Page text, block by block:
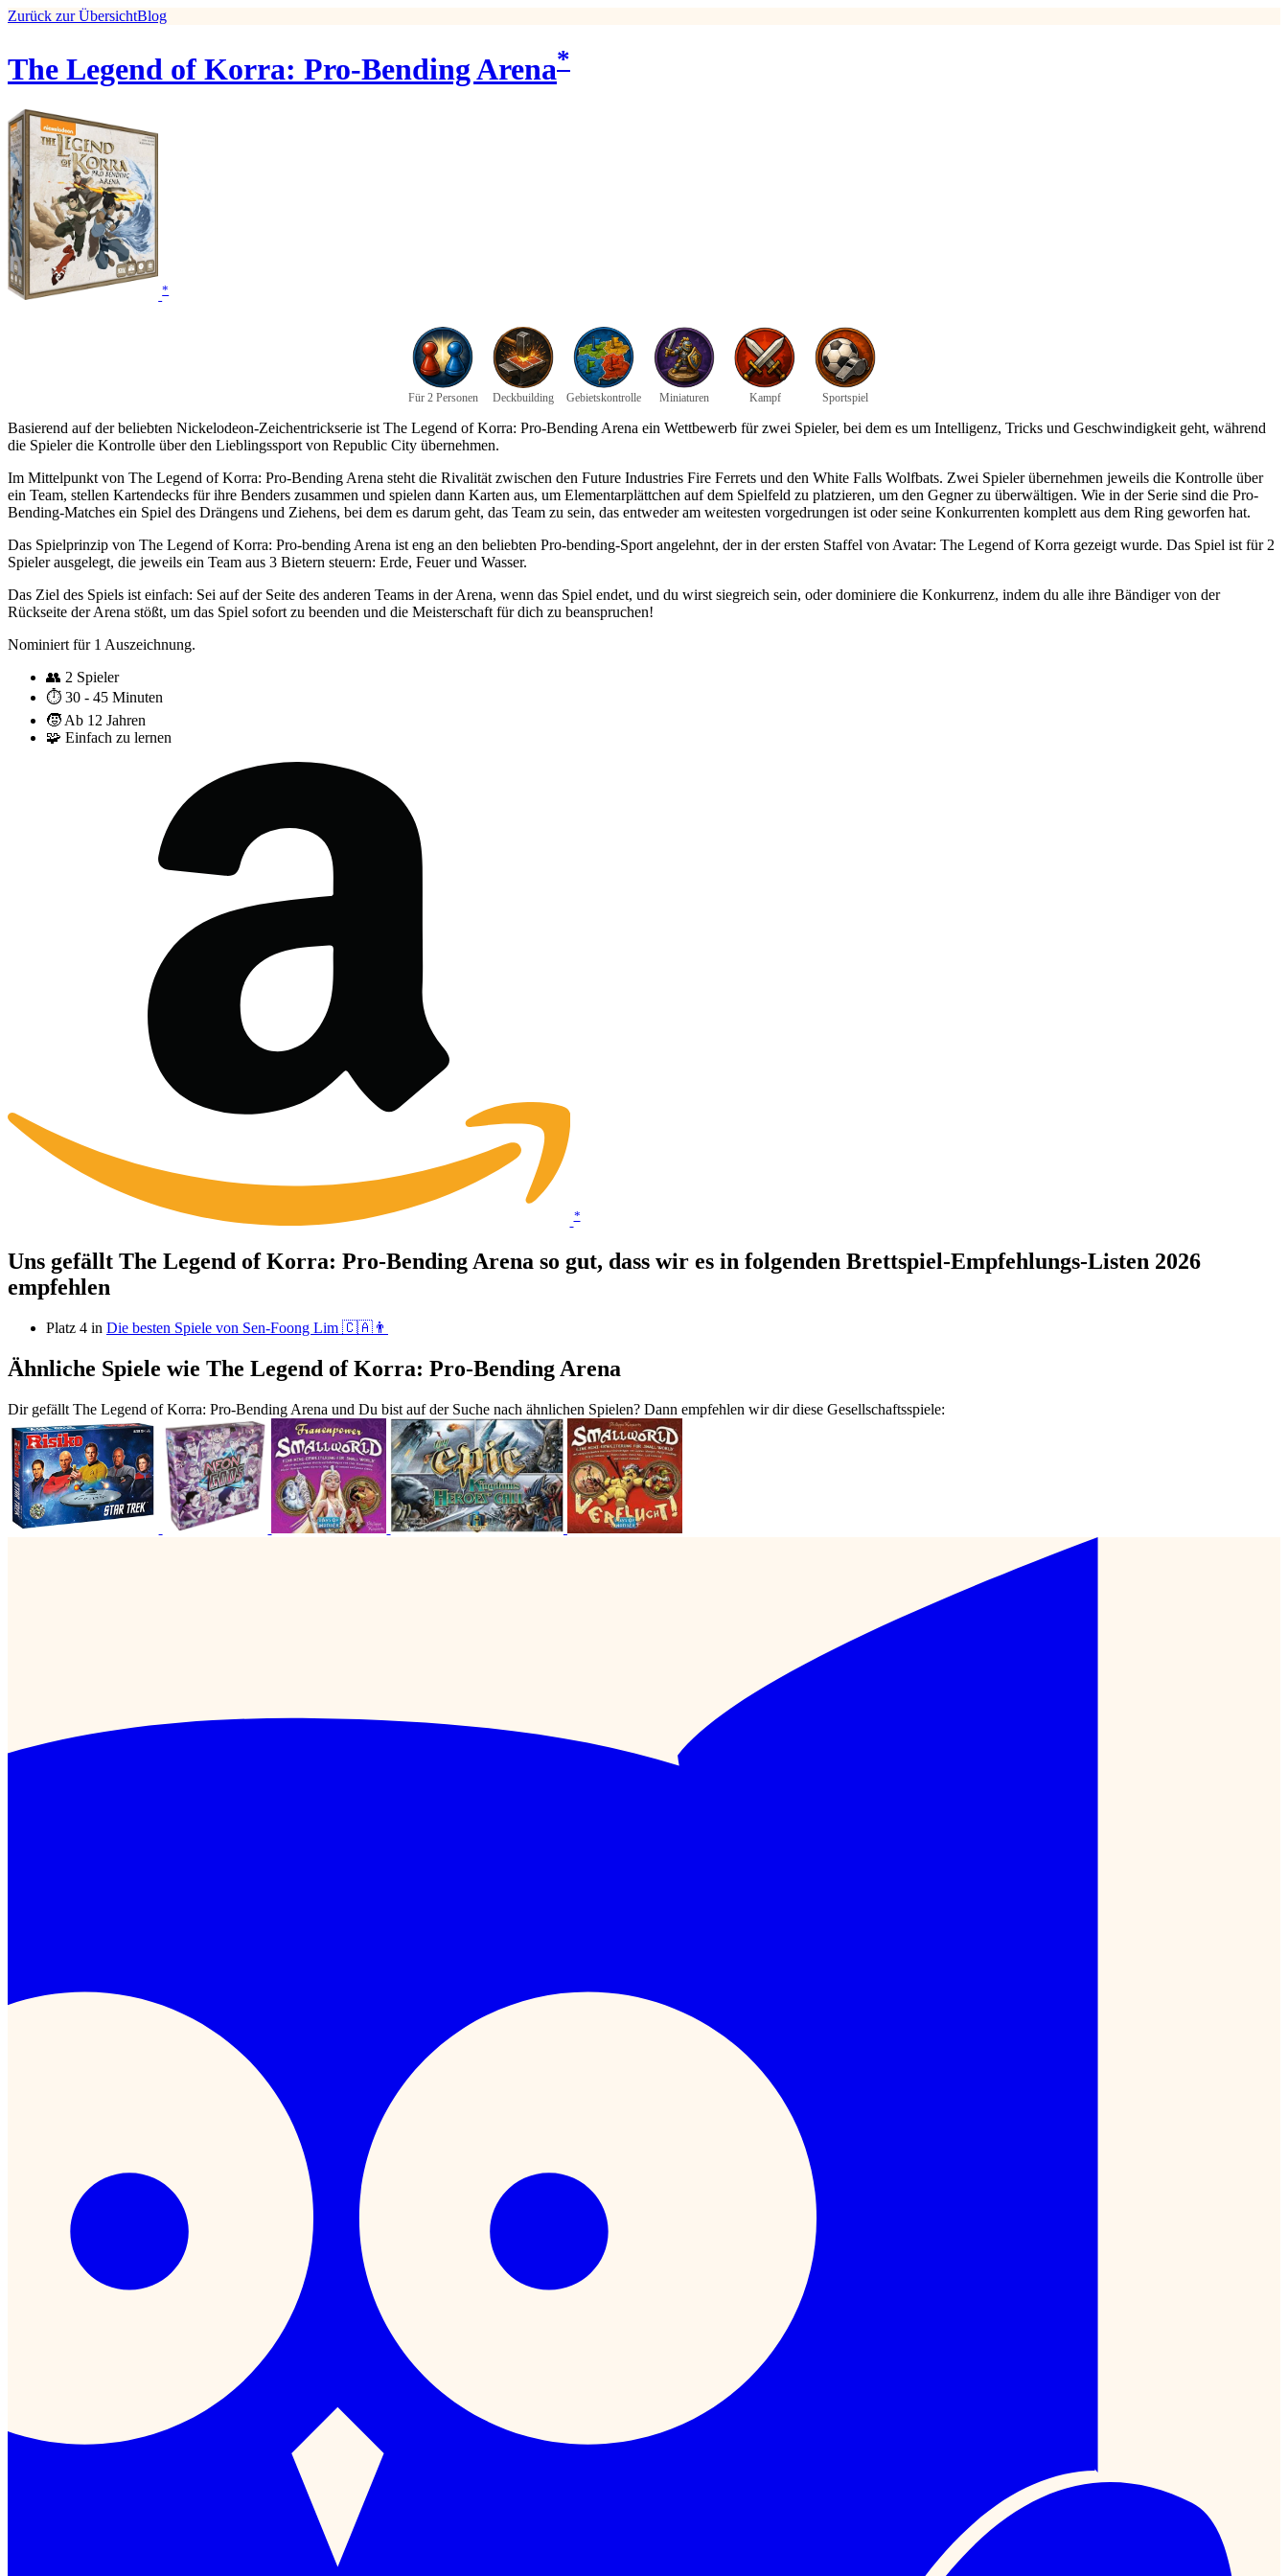
Zurück zur ÜbersichtBlog
The Legend of Korra: Pro-Bending Arena*
*
Für 2 Personen Deckbuilding Gebietskontrolle Miniaturen Kampf Sportspiel
Basierend auf der beliebten Nickelodeon-Zeichentrickserie ist The Legend of Korra: Pro-Bending Arena ein Wettbewerb für zwei Spieler, bei dem es um Intelligenz, Tricks und Geschwindigkeit geht, während
die Spieler die Kontrolle über den Lieblingssport von Republic City übernehmen.
Im Mittelpunkt von The Legend of Korra: Pro-Bending Arena steht die Rivalität zwischen den Future Industries Fire Ferrets und den White Falls Wolfbats. Zwei Spieler übernehmen jeweils die Kontrolle über
ein Team, stellen Kartendecks für ihre Benders zusammen und spielen dann Karten aus, um Elementarplättchen auf dem Spielfeld zu platzieren, um den Gegner zu überwältigen. Wie in der Serie sind die Pro-
Bending-Matches ein Spiel des Drängens und Ziehens, bei dem es darum geht, das Team zu sein, das entweder am weitesten vorgedrungen ist oder seine Konkurrenten komplett aus dem Ring geworfen hat.
Das Spielprinzip von The Legend of Korra: Pro-bending Arena ist eng an den beliebten Pro-bending-Sport angelehnt, der in der ersten Staffel von Avatar: The Legend of Korra gezeigt wurde. Das Spiel ist für 2
Spieler ausgelegt, die jeweils ein Team aus 3 Bietern steuern: Erde, Feuer und Wasser.
Das Ziel des Spiels ist einfach: Sei auf der Seite des anderen Teams in der Arena, wenn das Spiel endet, und du wirst siegreich sein, oder dominiere die Konkurrenz, indem du alle ihre Bändiger von der
Rückseite der Arena stößt, um das Spiel sofort zu beenden und die Meisterschaft für dich zu beanspruchen!
Nominiert für 1 Auszeichnung.
👥 2 Spieler
⏱️ 30 - 45 Minuten
🧒 Ab 12 Jahren
🧩 Einfach zu lernen
*
Uns gefällt The Legend of Korra: Pro-Bending Arena so gut, dass wir es in folgenden Brettspiel-Empfehlungs-Listen 2026
empfehlen
Platz 4 in Die besten Spiele von Sen-Foong Lim 🇨🇦👨
Ähnliche Spiele wie The Legend of Korra: Pro-Bending Arena
Dir gefällt The Legend of Korra: Pro-Bending Arena und Du bist auf der Suche nach ähnlichen Spielen? Dann empfehlen wir dir diese Gesellschaftsspiele: